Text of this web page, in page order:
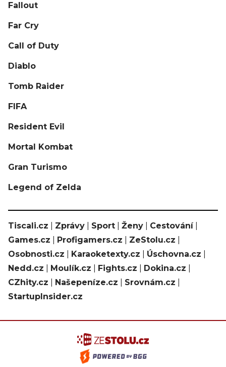
Fallout
Far Cry
Call of Duty
Diablo
Tomb Raider
FIFA
Resident Evil
Mortal Kombat
Gran Turismo
Legend of Zelda
Tiscali.cz Zprávy Sport Ženy Cestování|
Games.cz
Profigamers.cz ZeStolu.cz
Osobnosti.cz
Karaoketexty.cz Úschovna.cz
Nedd.cz
Moulík.cz Fights.cz Dokina.cz
CZhity.cz
Našepeníze.cz Srovnám.cz
StartupInsider.cz